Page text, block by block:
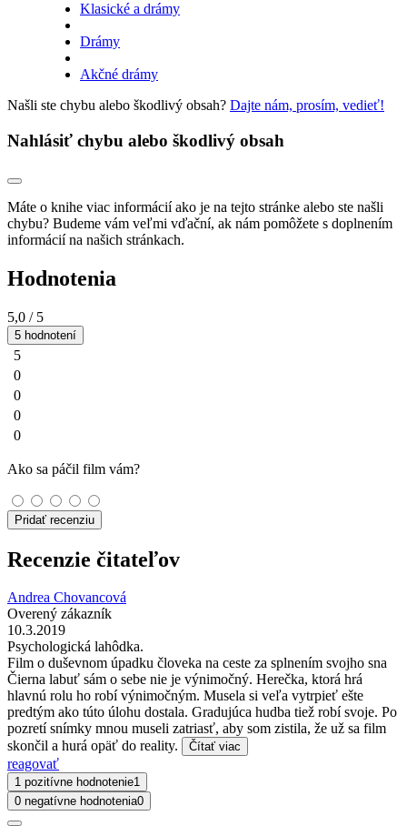
Klasické a drámy
Drámy
Akčné drámy
Našli ste chybu alebo škodlivý obsah? Dajte nám, prosím, vedieť!
Nahlásiť chybu alebo škodlivý obsah
Máte o knihe viac informácií ako je na tejto stránke alebo ste našli
chybu? Budeme vám veľmi vďační, ak nám pomôžete s doplnením
informácií na našich stránkach.
Hodnotenia
5,0 / 5
5 hodnotení
5
0
0
0
0
Ako sa páčil film vám?
Pridať recenziu
Recenzie čitateľov
Andrea Chovancová
Overený zákazník
10.3.2019
Psychologická lahôdka.
Film o duševnom úpadku človeka na ceste za splnením svojho sna
Čierna labuť sám o sebe nie je výnimočný. Herečka, ktorá hrá
hlavnú rolu ho robí výnimočným. Musela si veľa vytrpieť ešte
predtým ako túto úlohu dostala. Gradujúca hudba tiež robí svoje. Po
pozretí snímky mnou museli zatriasť, aby som zistila, že už sa film
skončil a hurá opäť do reality.
Čítať viac
reagovať
1 pozitívne hodnotenie1
0 negatívne hodnotenia0